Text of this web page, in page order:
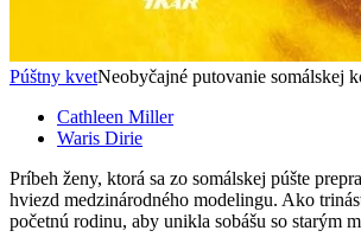
Púštny kvetNeobyčajné putovanie somálskej
Cathleen Miller
Waris Dirie
Príbeh ženy, ktorá sa zo somálskej púšte
hviezd medzinárodného modelingu. Ako
početnú rodinu, aby unikla sobášu so starým